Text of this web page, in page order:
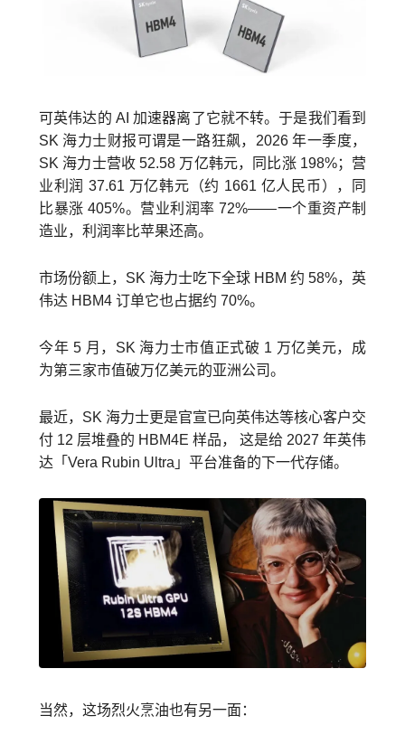
可英伟达的 AI 加速器离了它就不转。于是我们看到
SK 海力士财报可谓是一路狂飙，2026 年一季度，
SK 海力士营收 52.58 万亿韩元，同比涨 198%；营
业利润 37.61 万亿韩元（约 1661 亿人民币），同
比暴涨 405%。营业利润率 72%——一个重资产制
造业，利润率比苹果还高。
市场份额上，SK 海力士吃下全球 HBM 约 58%，英
伟达 HBM4 订单它也占据约 70%。
今年 5 月，SK 海力士市值正式破 1 万亿美元，成
为第三家市值破万亿美元的亚洲公司。
最近，SK 海力士更是官宣已向英伟达等核心客户交
付 12 层堆叠的 HBM4E 样品， 这是给 2027 年英伟
达「Vera Rubin Ultra」平台准备的下一代存储。
当然，这场烈火烹油也有另一面：